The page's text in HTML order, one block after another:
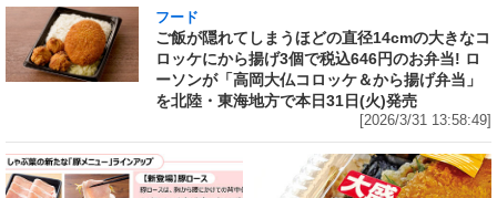
フード
ご飯が隠れてしまうほどの直径14cmの大きなコ
ロッケにから揚げ3個で税込646円のお弁当! ロ
ーソンが「高岡大仏コロッケ＆から揚げ弁当」
を北陸・東海地方で本日31日(火)発売
[2026/3/31 13:58:49]